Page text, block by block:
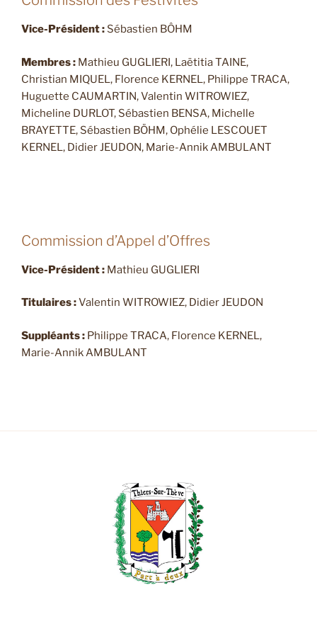
Vice-Président : Sébastien BÔHM
Membres : Mathieu GUGLIERI, Laëtitia TAINE,
Christian MIQUEL, Florence KERNEL, Philippe TRACA,
Huguette CAUMARTIN, Valentin WITROWIEZ,
Micheline DURLOT, Sébastien BENSA, Michelle
BRAYETTE, Sébastien BÖHM, Ophélie LESCOUET
KERNEL, Didier JEUDON, Marie-Annik AMBULANT
Commission d’Appel d’Offres
Vice-Président : Mathieu GUGLIERI
Titulaires :Valentin WITROWIEZ, Didier JEUDON
Suppléants : Philippe TRACA, Florence KERNEL,
Marie-Annik AMBULANT